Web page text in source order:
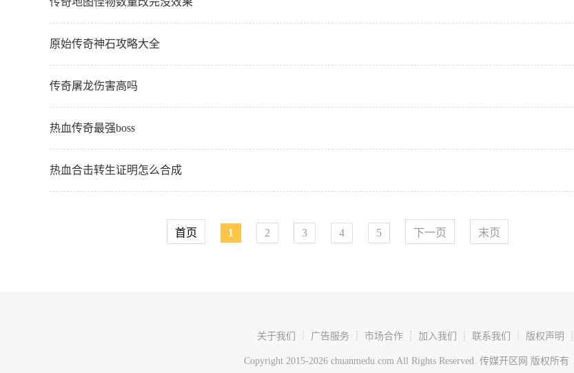
原始传奇神石攻略大全
传奇屠龙伤害高吗
热血传奇最强boss
热血合击转生证明怎么合成
首页 1 2 3 4 5 下一页 末页
关于我们 ┊ 广告服务 ┊ 市场合作 ┊ 加入我们 ┊ 联系我们 ┊ 版权声明
Copyright 2015-2026 chuanmedu.com All Rights Reserved. 传媒开区网 版权所有